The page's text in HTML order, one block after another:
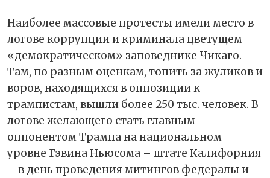
Наиболее массовые протесты имели место в
логове коррупции и криминала цветущем
«демократическом» заповеднике Чикаго.
Там, по разным оценкам, топить за жуликов и
воров, находящихся в оппозиции к
трампистам, вышли более 250 тыс. человек. В
логове желающего стать главным
оппонентом Трампа на национальном
уровне Гэвина Ньюсома – штате Калифорния
– в день проведения митингов федералы и